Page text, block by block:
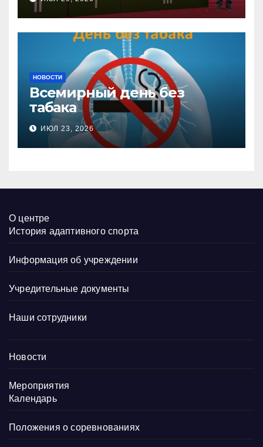
настольного тенниса ПОДА
НОВОСТИ
Всемирный день без
табака
ИЮЛ 23, 2026
О центре
История адаптивного спорта
Информация об учреждении
Учредительные документы
Наши сотрудники
Новости
Мероприятия
Календарь
Положения о соревнованиях